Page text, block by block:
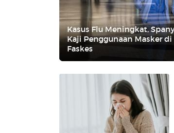
Kasus Flu Meningkat,
Kaji Penggunaan Masker di
Faskes